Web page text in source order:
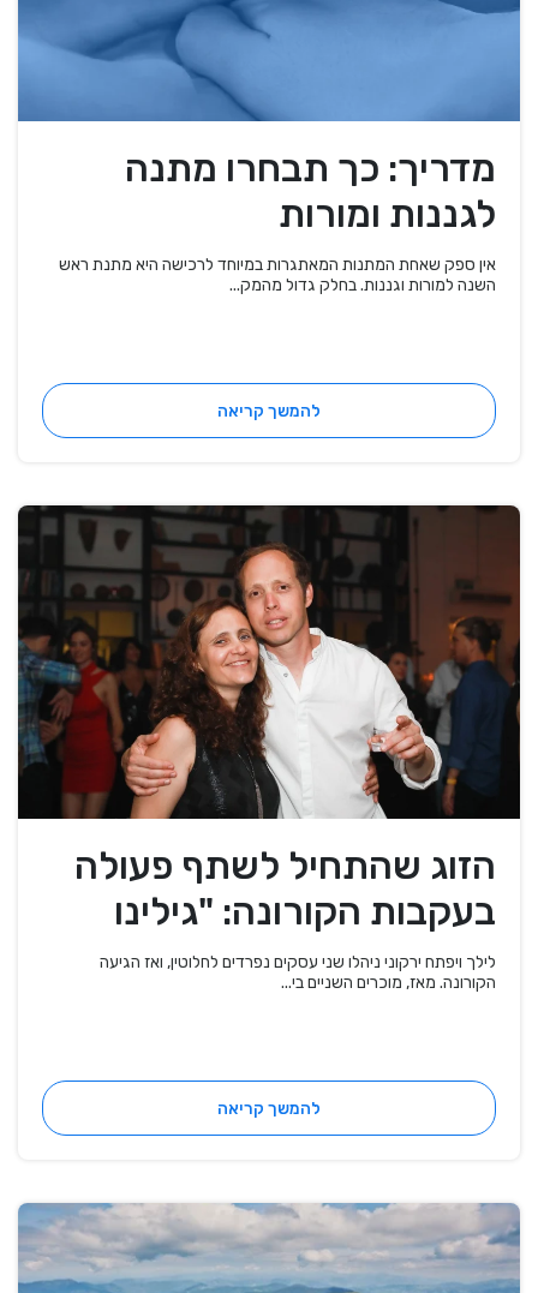
מדריך: כך תבחרו מתנה
לגננות ומורות
אין ספק שאחת המתנות המאתגרות במיוחד לרכישה היא מתנת ראש
השנה למורות וגננות. בחלק גדול מהמק...
להמשך קריאה
הזוג שהתחיל לשתף פעולה
בעקבות הקורונה: "גילינו
שהמוצרים שלנו משלימים"
לילך ויפתח ירקוני ניהלו שני עסקים נפרדים לחלוטין, ואז הגיעה
הקורונה. מאז, מוכרים השניים בי...
להמשך קריאה